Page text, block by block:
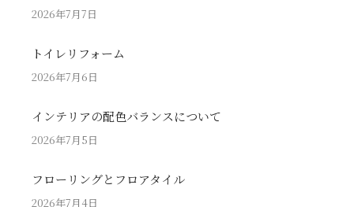
2026年7月7日
トイレリフォーム
2026年7月6日
インテリアの配色バランスについて
2026年7月5日
フローリングとフロアタイル
2026年7月4日